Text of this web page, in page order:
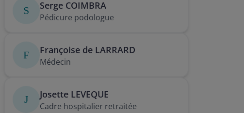
S Serge COIMBRA
Pédicure podologue
F Françoise de LARRARD
Médecin
J Josette LEVEQUE
Cadre hospitalier retraitée